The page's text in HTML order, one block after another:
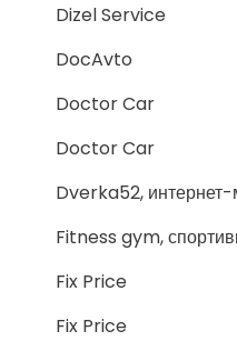
Dizel Service
DocAvto
Doctor Car
Doctor Car
Dverka52, интернет-
Fitness gym,
Fix Price
Fix Price